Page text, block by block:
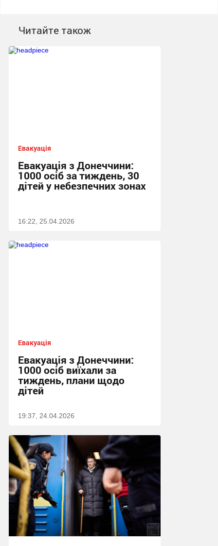
Читайте також
Евакуація
Евакуація з Донеччини:
1000 осіб за тиждень, 30
дітей у небезпечних зонах
16:22, 25.04.2026
Евакуація
Евакуація з Донеччини:
1000 осіб виїхали за
тиждень, плани щодо
дітей
19:37, 24.04.2026